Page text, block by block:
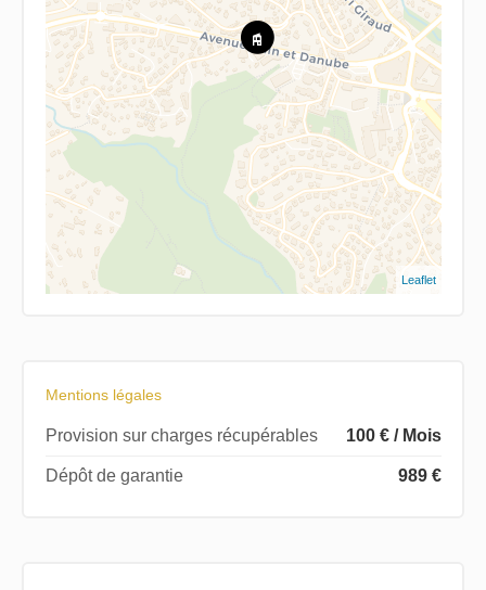
Leaflet
Mentions légales
Provision sur charges récupérables 100 € / Mois
Dépôt de garantie 989 €